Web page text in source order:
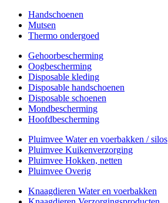
Handschoenen
Mutsen
Thermo ondergoed
Gehoorbescherming
Oogbescherming
Disposable kleding
Disposable handschoenen
Disposable schoenen
Mondbescherming
Hoofdbescherming
Pluimvee Water en voerbakken / silos
Pluimvee Kuikenverzorging
Pluimvee Hokken, netten
Pluimvee Overig
Knaagdieren Water en voerbakken